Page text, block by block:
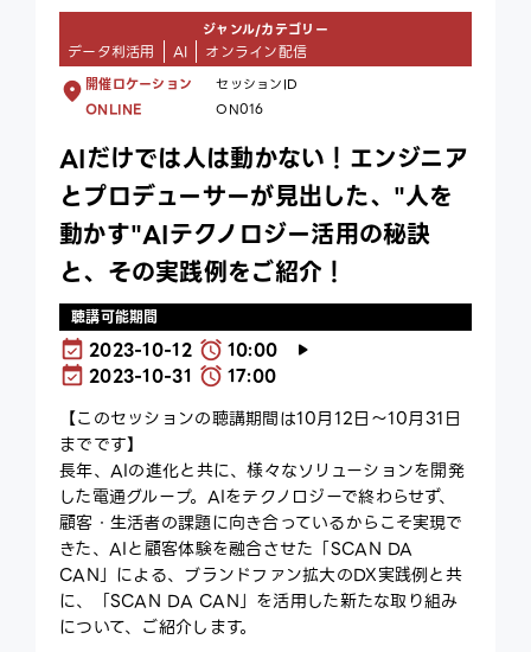
ジャンル/カテゴリー
データ利活用 AI オンライン配信
開催ロケーション
ONLINE
セッションID
ON016
AIだけでは人は動かない！エンジニア
とプロデューサーが見出した、"人を
動かす"AIテクノロジー活用の秘訣
と、その実践例をご紹介！
聴講可能期間
2023-10-12
10:00
2023-10-31
17:00
【このセッションの聴講期間は10月12日～10月31日
までです】
長年、AIの進化と共に、様々なソリューションを開発
した電通グループ。AIをテクノロジーで終わらせず、
顧客・生活者の課題に向き合っているからこそ実現で
きた、AIと顧客体験を融合させた「SCAN DA
CAN」による、ブランドファン拡大のDX実践例と共
に、「SCAN DA CAN」を活用した新たな取り組み
について、ご紹介します。